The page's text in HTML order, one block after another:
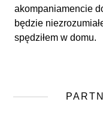
akompaniamencie
będzie
spędziłem w domu.